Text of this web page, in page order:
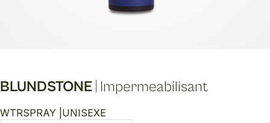
BLUNDSTONE Impermeabilisant
WTRSPRAY | UNISEXE